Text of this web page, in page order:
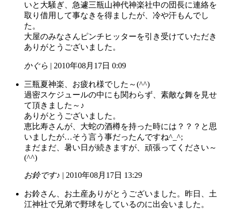
いと大騒ぎ、急遽三瓶山神代神楽社中の団長に連絡を
取り借用して事なきを得ましたが、冷や汗もんでし
た。
大屋のみなさんピンチヒッターを引き受けていただき
ありがとうございました。
かぐら | 2010年08月17日 0:09
三瓶夏神楽、お疲れ様でした～(^^)
過密スケジュールの中にも関わらず、素敵な舞を見せ
て頂きました～♪
ありがとうございました。
恵比寿さんが、大蛇の酒樽を持った時には？？？と思
いましたが…そう言う事だったんですね^_^;
まだまだ、暑い日が続きますが、頑張ってください～
(^^)
お鈴です♪ | 2010年08月17日 13:29
お鈴さん、お土産ありがとうございました。昨日、土
江神社で兄弟で野球をしているのに出会いました。